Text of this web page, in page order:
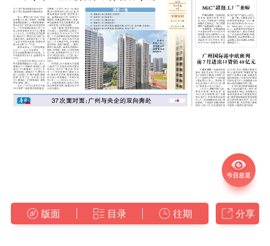
版面 目录 往期 分享